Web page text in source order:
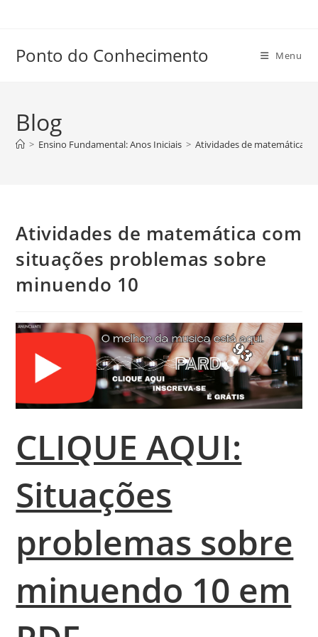
conteúdo
Ponto do Conhecimento Menu
Blog
> Ensino Fundamental: Anos Iniciais > Atividades de matemática
Atividades de matemática com
situações problemas sobre
minuendo 10
CLIQUE AQUI:
Situações
problemas sobre
minuendo 10 em